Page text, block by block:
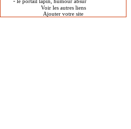
Voir les autres liens
Ajouter votre site